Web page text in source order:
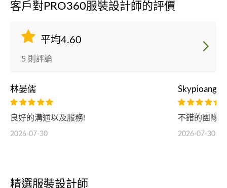
客戶對PRO360服裝設計師的評價
平均4.60
5 則評論
林晏儒
良好的溝通以及服務!
2026-07-30
Skypioang
不錯的團隊
2026-07-30
精選服裝設計師